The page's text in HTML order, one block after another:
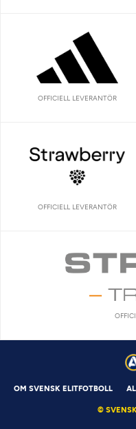
OFFICIELL LEVERANTÖR
OFFICIELL LEVERANTÖR
OM SVENSK ELITFOTBOLL
©